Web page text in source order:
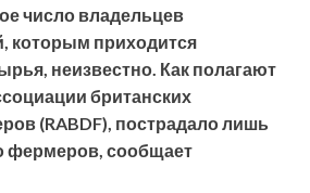
число владельцев
которым приходится
неизвестно. Как полагают
британских
(RABDF), пострадало лишь
фермеров, сообщает